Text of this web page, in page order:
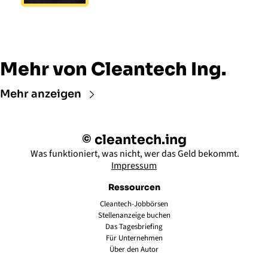
Mehr von Cleantech Ing.
Mehr anzeigen
© cleantech.ing
Was funktioniert, was nicht, wer das Geld bekommt.
Impressum
Ressourcen
Cleantech-Jobbörsen
Stellenanzeige buchen
Das Tagesbriefing
Für Unternehmen
Über den Autor